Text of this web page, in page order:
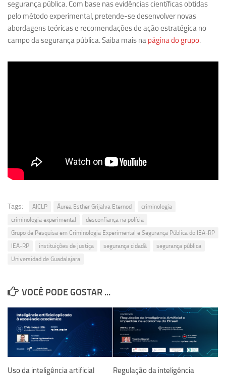
Publicações
Clipping
Documentos
segurança pública. Com base nas evidências científicas obtidas
pelo método experimental, pretende-se desenvolver novas
abordagens teóricas e recomendações de ação estratégica no
campo da segurança pública. Saiba mais na página do grupo.
Tags: AICLP Áurea Esther Grijalva Eternod
criminologia
criminologia experimental
desconfiança na polícia
Grupo de Pesquisa em Criminologia Experimental e Segurança Pública do IEA-RP
IEA-RP
instituições de justiça segurança cidadã
segurança pública
Universidad de Guadalajara
VOCÊ PODE GOSTAR ...
Uso da inteligência artificial
Regulação da inteligência